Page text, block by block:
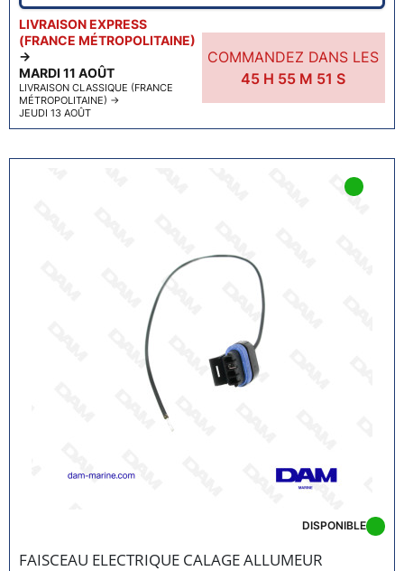
LIVRAISON EXPRESS
(FRANCE MÉTROPOLITAINE)
→
MARDI 11 AOÛT
LIVRAISON CLASSIQUE (FRANCE
MÉTROPOLITAINE) →
JEUDI 13 AOÛT
COMMANDEZ DANS LES
45H 55M 50 S
FAISCEAU ELECTRIQUE CALAGE ALLUMEUR
DISPONIBLE